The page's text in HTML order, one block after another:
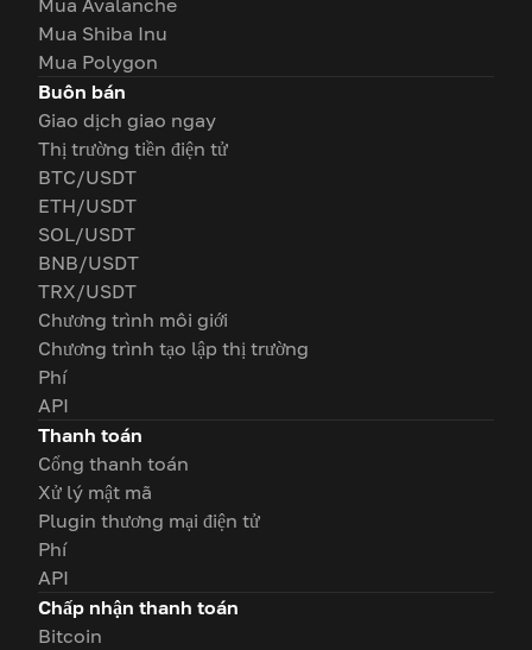
Mua Avalanche
Mua Shiba Inu
Mua Polygon
Buôn bán
Giao dịch giao ngay
Thị trường tiền điện tử
BTC/USDT
ETH/USDT
SOL/USDT
BNB/USDT
TRX/USDT
Chương trình môi giới
Chương trình tạo lập thị trường
Phí
API
Thanh toán
Cổng thanh toán
Xử lý mật mã
Plugin thương mại điện tử
Phí
API
Chấp nhận thanh toán
Bitcoin